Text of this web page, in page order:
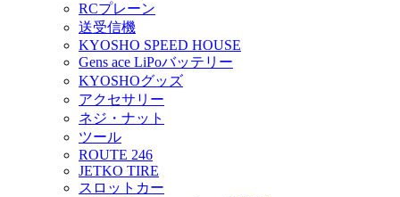
RCプレーン
送受信機
KYOSHO SPEED HOUSE
Gens ace LiPoバッテリー
KYOSHOグッズ
アクセサリー
ネジ・ナット
ツール
ROUTE 246
JETKO TIRE
スロットカー